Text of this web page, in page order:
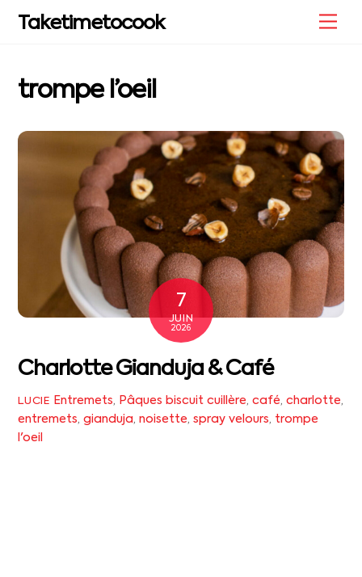
Taketimetocook
trompe l’oeil
7
JUIN
2026
Charlotte Gianduja & Café
LUCIE Entremets, Pâques biscuit cuillère, café, charlotte,
entremets,gianduja,noisette,spray velours, trompe
l'oeil